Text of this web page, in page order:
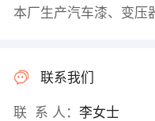
本厂生产汽车漆、变压
联系我们
联 系 人： 李女士